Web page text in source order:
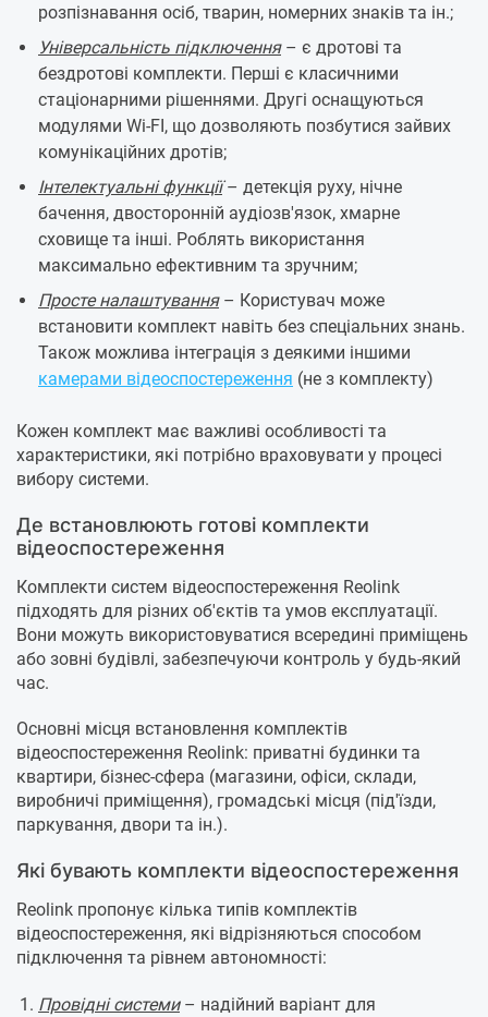
розпізнавання осіб, тварин, номерних знаків та ін.;
Універсальність підключення– є дротові та
бездротові комплекти. Перші є класичними
стаціонарними рішеннями. Другі оснащуються
модулями Wi-FI, що дозволяють позбутися зайвих
комунікаційних дротів;
Інтелектуальні функції– детекція руху, нічне
бачення, двосторонній аудіозв'язок, хмарне
сховище та інші. Роблять використання
максимально ефективним та зручним;
Просте налаштування– Користувач може
встановити комплект навіть без спеціальних знань.
Також можлива інтеграція з деякими іншими
камерами відеоспостереження (не з комплекту)
Кожен комплект має важливі особливості та
характеристики, які потрібно враховувати у процесі
вибору системи.
Де встановлюють готові комплекти
відеоспостереження
Комплекти систем відеоспостереження Reolink
підходять для різних об'єктів та умов експлуатації.
Вони можуть використовуватися всередині приміщень
або зовні будівлі, забезпечуючи контроль у будь-який
час.
Основні місця встановлення комплектів
відеоспостереження Reolink: приватні будинки та
квартири, бізнес-сфера (магазини, офіси, склади,
виробничі приміщення), громадські місця (під'їзди,
паркування, двори та ін.).
Які бувають комплекти відеоспостереження
Reolink пропонує кілька типів комплектів
відеоспостереження, які відрізняються способом
підключення та рівнем автономності:
Провідні системи– надійний варіант для